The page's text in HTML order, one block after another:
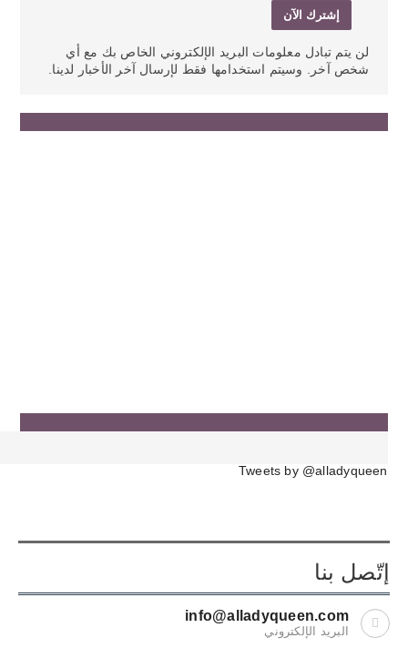
لن يتم تبادل معلومات البريد الإلكتروني الخاص بك مع أي
شخص آخر. وسيتم استخدامها فقط لإرسال آخر الأخبار لدينا.
Tweets by @alladyqueen
إتّصل بنا
info@alladyqueen.com
البريد الإلكتروني